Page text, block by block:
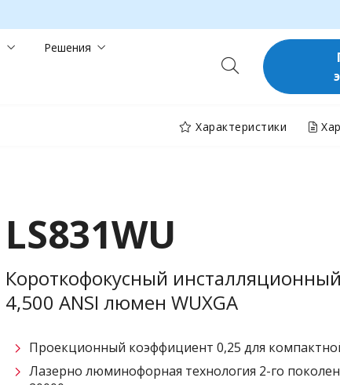
Решения
Характеристики
LS831WU
Короткофокусный
4,500 ANSI люмен WUXGA
Проекционный коэффициент 0,25 для
Лазерно люминофорная технология 2-го